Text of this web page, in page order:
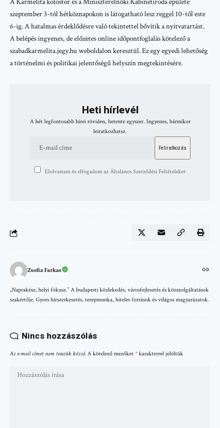
szeptember 3-tól hétköznapokon is látogatható lesz reggel 10-től este
6-ig. A hatalmas érdeklődésre való tekintettel bővítik a nyitvatartást.
A belépés ingyenes, de előzetes online időpontfoglalás kötelező a
szabadkarmelita.jegy.hu weboldalon keresztül. Ez egy egyedi lehetőség
a történelmi és politikai jelentőségű helyszín megtekintésére.
Heti hírlevél
A hét legfontosabb hírei röviden, hetente egyszer. Ingyenes, bármikor
leiratkozhatsz.
Elolvastam és elfogadom az Általános Szerződési Feltételeket
Zsofia Farkas
„Naprakész, helyi fókusz.” A budapesti közlekedés, városfejlesztés és közszolgáltatások
szakértője. Gyors hírszerkesztés, terepmunka, hiteles források és világos magyarázatok.
Nincs hozzászólás
Az e-mail címet nem tesszük közzé. A kötelező mezőket * karakterrel jelöltük